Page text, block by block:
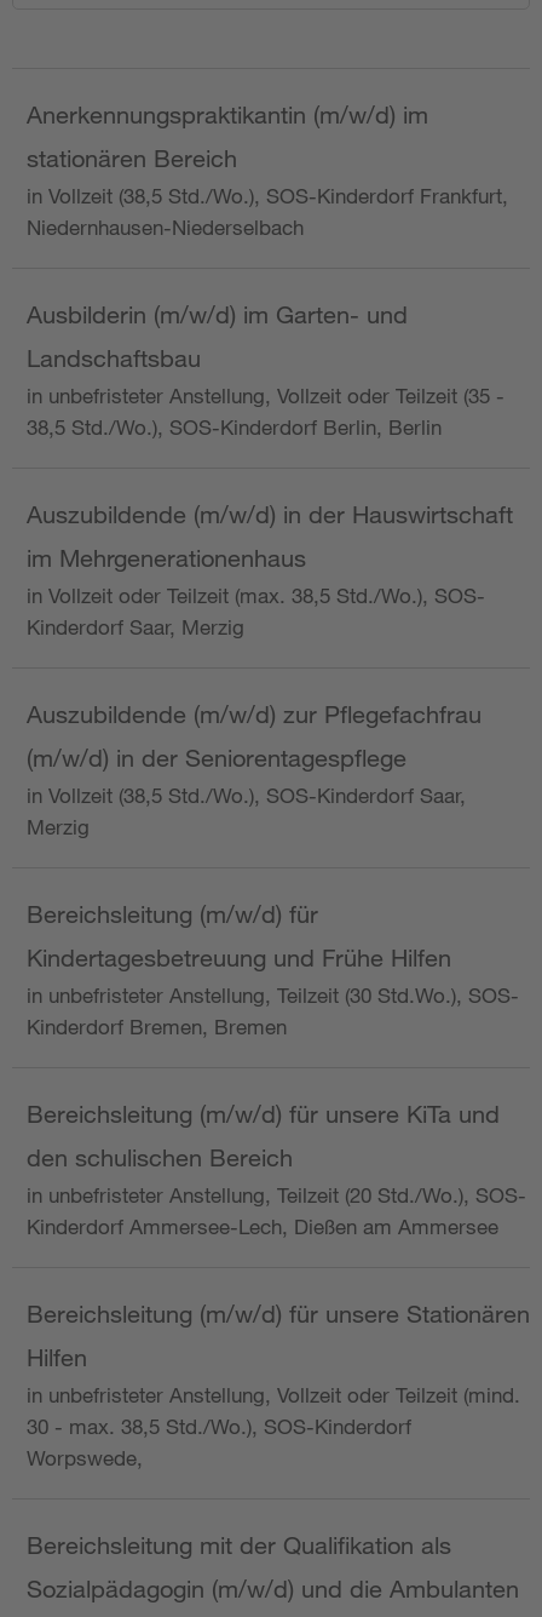
Anerkennungspraktikantin (m/w/d) im
stationären Bereich
in Vollzeit (38,5 Std./Wo.), SOS-Kinderdorf Frankfurt,
Niedernhausen-Niederselbach
Ausbilderin (m/w/d) im Garten- und
Landschaftsbau
in unbefristeter Anstellung, Vollzeit oder Teilzeit (35 -
38,5 Std./Wo.), SOS-Kinderdorf Berlin, Berlin
Auszubildende (m/w/d) in der Hauswirtschaft
im Mehrgenerationenhaus
in Vollzeit oder Teilzeit (max. 38,5 Std./Wo.), SOS-
Kinderdorf Saar, Merzig
Auszubildende (m/w/d) zur Pflegefachfrau
(m/w/d) in der Seniorentagespflege
in Vollzeit (38,5 Std./Wo.), SOS-Kinderdorf Saar,
Merzig
Bereichsleitung (m/w/d) für
Kindertagesbetreuung und Frühe Hilfen
in unbefristeter Anstellung, Teilzeit (30 Std.Wo.), SOS-
Kinderdorf Bremen, Bremen
Bereichsleitung (m/w/d) für unsere KiTa und
den schulischen Bereich
in unbefristeter Anstellung, Teilzeit (20 Std./Wo.), SOS-
Kinderdorf Ammersee-Lech, Dießen am Ammersee
Bereichsleitung (m/w/d) für unsere Stationären
Hilfen
in unbefristeter Anstellung, Vollzeit oder Teilzeit (mind.
30 - max. 38,5 Std./Wo.), SOS-Kinderdorf
Worpswede,
Bereichsleitung mit der Qualifikation als
Sozialpädagogin (m/w/d) und die Ambulanten